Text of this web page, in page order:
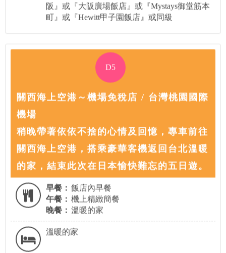
阪』或『大阪廣場飯店』或『Mystays御堂筋本
町』或『Hewitt甲子園飯店』或同級
D5
關西海上空港～機場免稅店 / 台灣桃園國際
機場
稍晚帶著依依不捨的心情及回憶，專車前往
關西海上空港，搭乘豪華客機返回台北溫暖
的家，結束此次在日本愉快難忘的五日遊。
早餐： 飯店內早餐
午餐： 機上精緻簡餐
晚餐： 溫暖的家
溫暖的家